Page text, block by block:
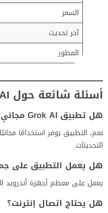
السعر
آخر تحديث
المطور
أسئلة شائعة حول Grok AI
هل تطبيق Grok AI مجاني؟
نعم، التطبيق يوفر استخدامًا
التحديثات.
هل يعمل التطبيق على
يعمل على معظم أجهزة أندرويد
هل يحتاج اتصال إنترنت؟